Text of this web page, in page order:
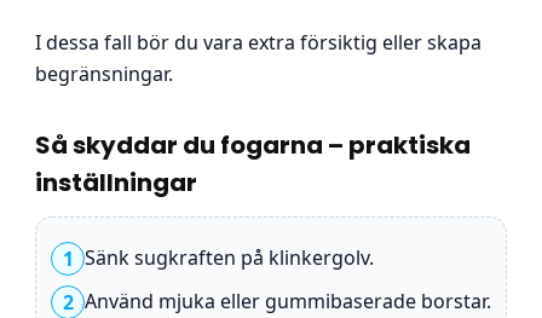
I dessa fall bör du vara extra försiktig eller skapa
begränsningar.
Så skyddar du fogarna – praktiska
inställningar
1 Sänk sugkraften på klinkergolv.
2 Använd mjuka eller gummibaserade borstar.